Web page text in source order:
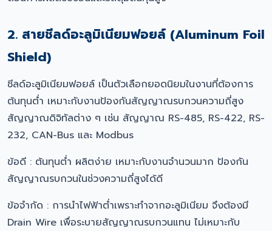
2. สายชีลด์อะลูมิเนียมฟอยล์ (Aluminum Foil
Shield)
ชีลด์อะลูมิเนียมฟอยล์ เป็นตัวเลือกยอดนิยมในงานที่ต้องการ
ต้นทุนต่ำ เหมาะกับงานป้องกันสัญญาณรบกวนความถี่สูง
สัญญาณดิจิทัลต่าง ๆ เช่น สัญญาณ RS-485, RS-422, RS-
232, CAN-Bus และ Modbus
ข้อดี : ต้นทุนต่ำ ผลิตง่าย เหมาะกับงานจำนวนมาก ป้องกัน
สัญญาณรบกวนในช่วงความถี่สูงได้ดี
ข้อจำกัด : การนำไฟฟ้าต่ำเพราะทำจากอะลูมิเนียม จึงต้องมี
Drain Wire เพื่อระบายสัญญาณรบกวนแทน ไม่เหมาะกับ